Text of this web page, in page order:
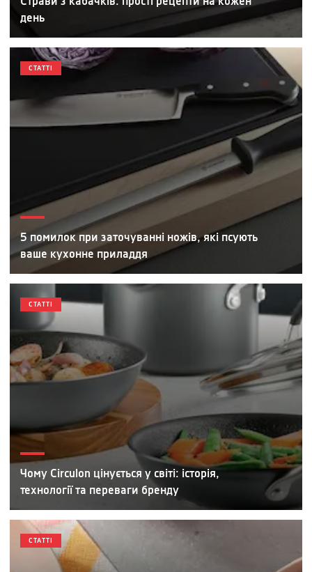
день
СТАТТІ
5 помилок при заточуванні ножів, які псують
ваше кухонне приладдя
СТАТТІ
Чому Circulon цінується у світі: історія,
технології та переваги бренду
СТАТТІ